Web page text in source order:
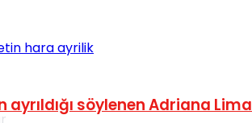
ayrıldığı söylenen Adriana